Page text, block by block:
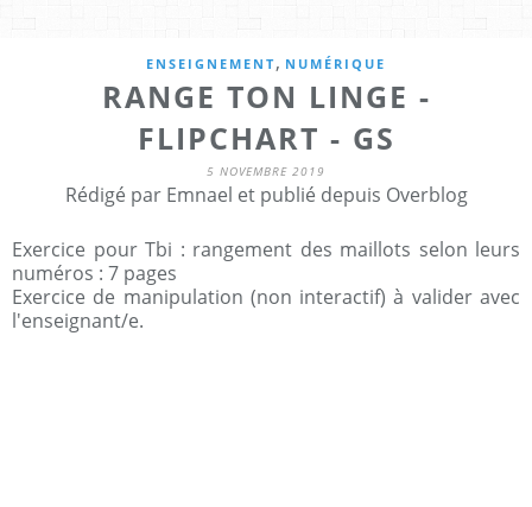
ENSEIGNEMENT, NUMÉRIQUE
RANGE TON LINGE -
FLIPCHART - GS
5 NOVEMBRE 2019
Rédigé par Emnael et publié depuis Overblog
Exercice pour Tbi : rangement des maillots selon leurs
numéros : 7 pages
Exercice de manipulation (non interactif) à valider avec
l'enseignant/e.